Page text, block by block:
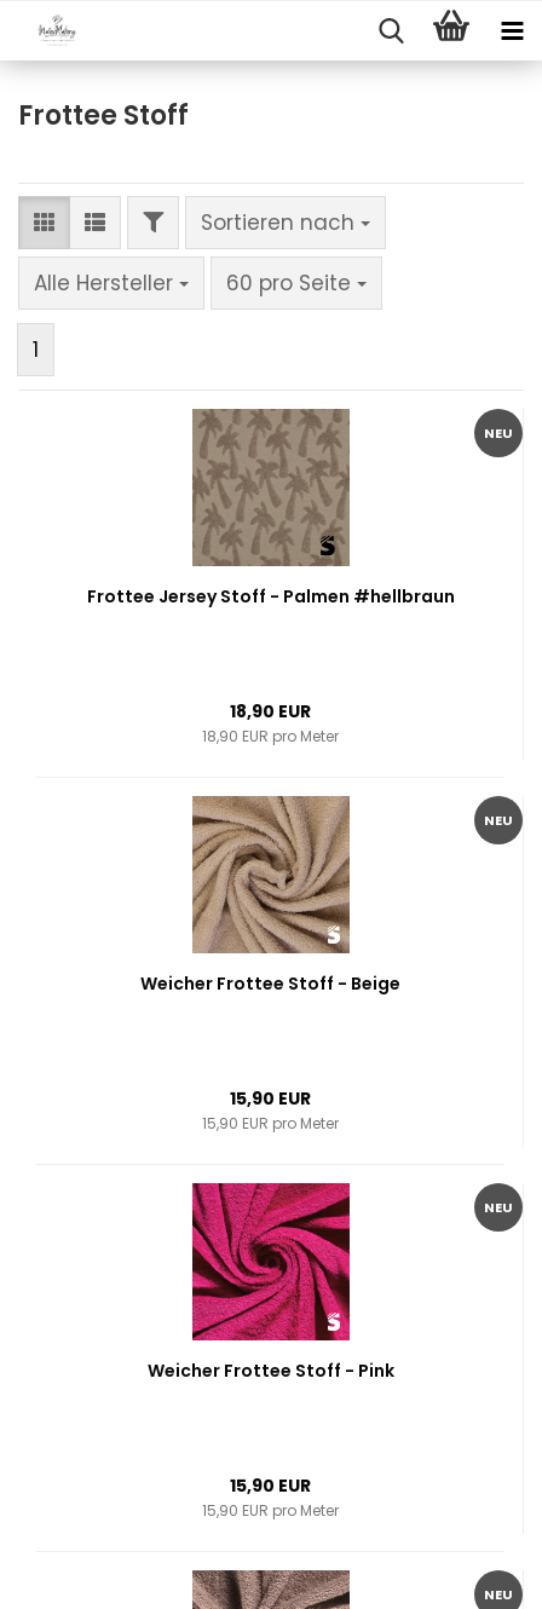
Frottee Stoff
FILTERSortieren nach
Sortieren nach
Alle Hersteller 60 pro Seite
pro Seite
1
NEU
Frottee Jersey Stoff - Palmen #hellbraun
18,90 EUR
18,90 EUR pro Meter
NEU
Weicher Frottee Stoff - Beige
15,90 EUR
15,90 EUR pro Meter
NEU
Weicher Frottee Stoff - Pink
15,90 EUR
15,90 EUR pro Meter
NEU